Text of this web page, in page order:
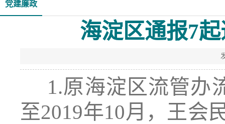
党建廉政
海淀区通报7
1.原海淀区流管办
至2019年10月，王会